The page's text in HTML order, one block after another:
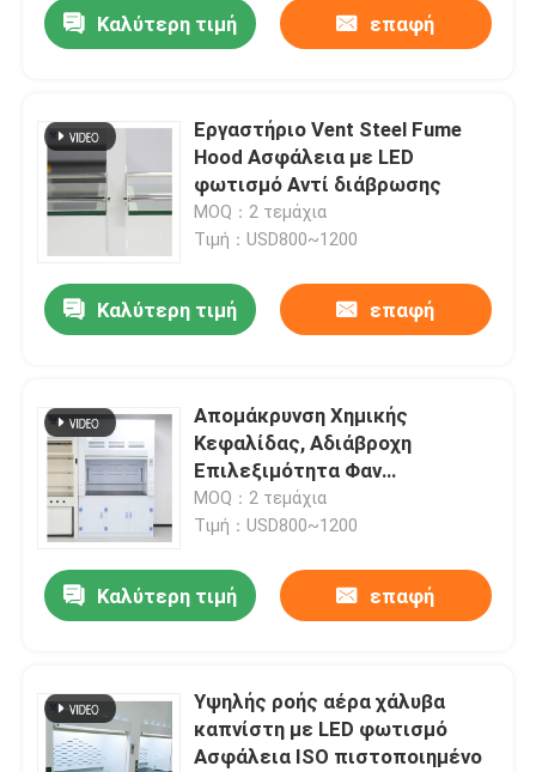
Αρχική Σελίδα
Εμφάνιση VR
Σχετικά με εμάς
Γύρος εργοστασίων
Ποιοτικός έλεγχος
επαφή
Ζητήστε ένα απόσπασμα
Κουκούλα καπνών εργαστηρίων
Καλύτερη τιμή επαφή
Εργαστήριο Vent Steel Fume
Hood Ασφάλεια με LED
φωτισμό Αντί διάβρωσης
MOQ：2 τεμάχια
Τιμή：USD800~1200
Καλύτερη τιμή επαφή
Απομάκρυνση Χημικής
Κεφαλίδας, Αδιάβροχη
Επιλεξιμότητα Φαν
Εργαστήριο Κεφαλίδας Καπνού
MOQ：2 τεμάχια
Τιμή：USD800~1200
Καλύτερη τιμή επαφή
Υψηλής ροής αέρα χάλυβα
καπνίστη με LED φωτισμό
Ασφάλεια ISO πιστοποιημένο